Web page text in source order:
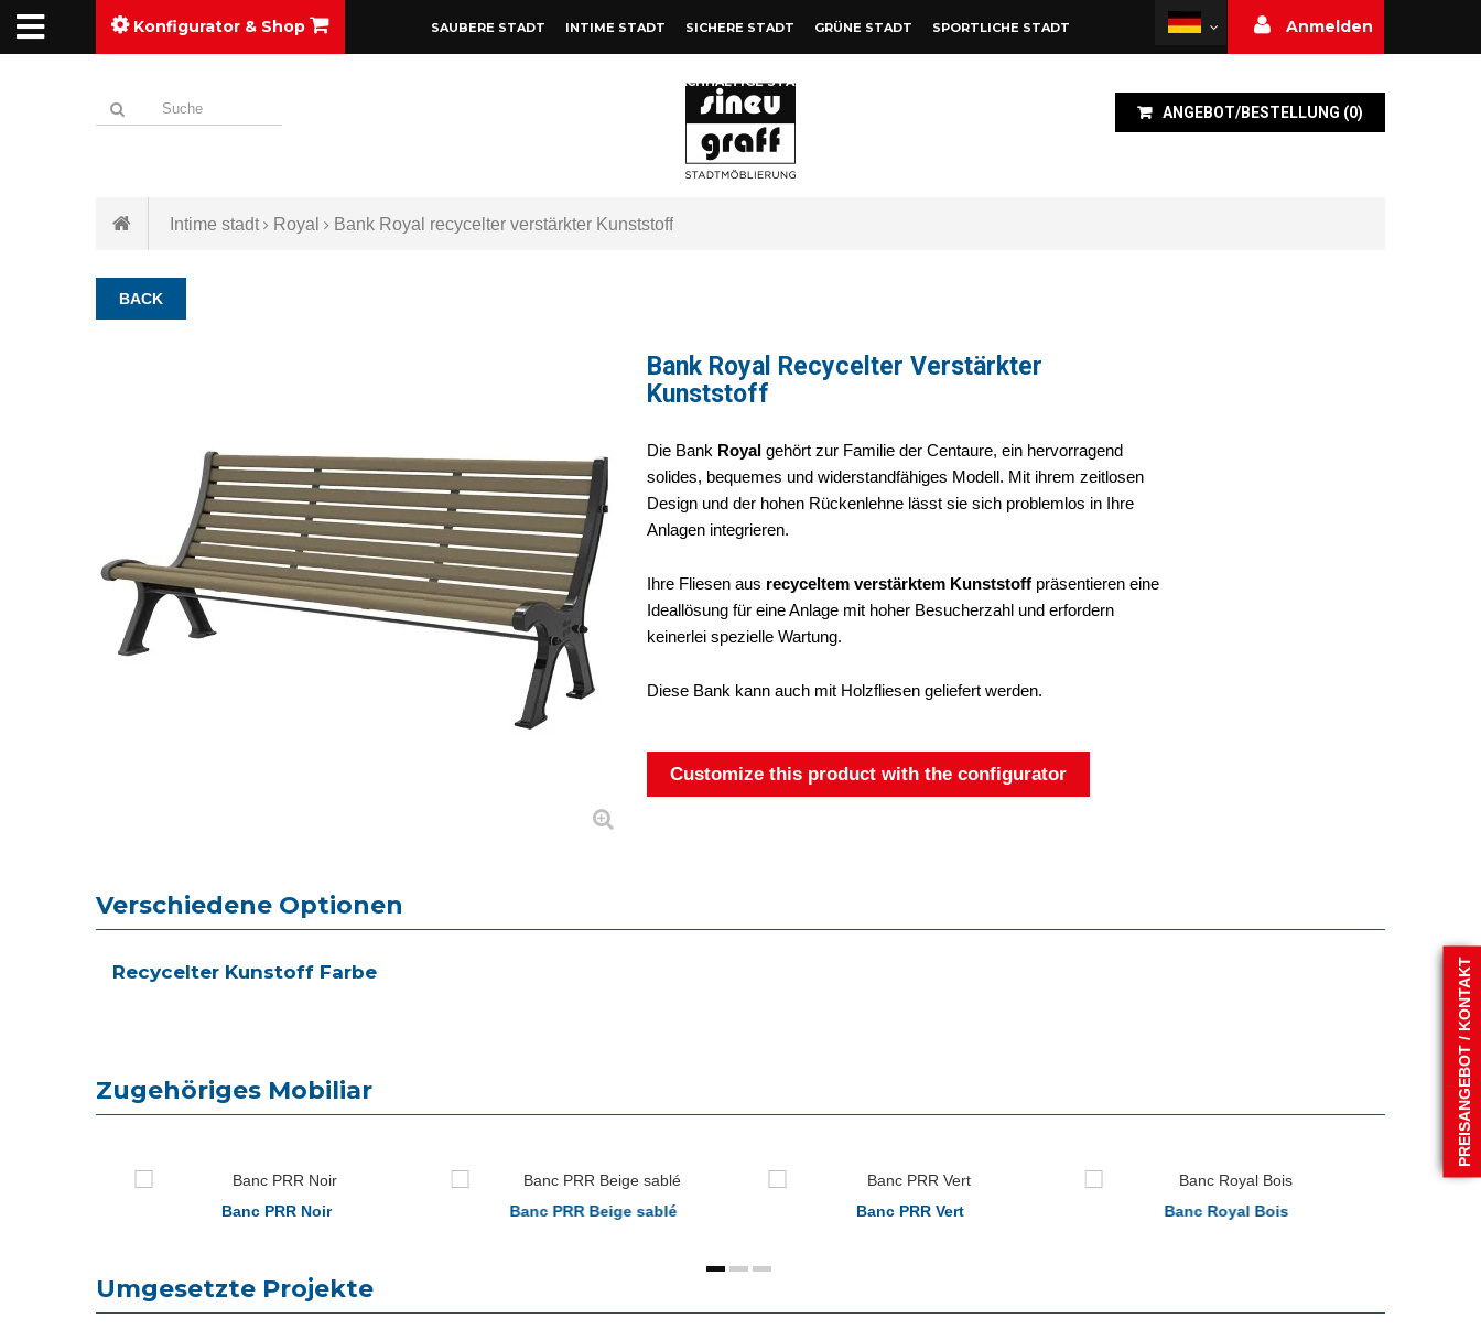
Anmelden
Konfigurator & Shop SAUBERE STADT INTIME STADT SICHERE STADT GRÜNE STADT SPORTLICHE STADT
NACHHALTIGE STADT
ANGEBOT/BESTELLUNG (0)
PREISANGEBOT / KONTAKT
Intime stadt Royal Bank Royal recycelter verstärkter Kunststoff
BACK
Bank Royal Recycelter Verstärkter
Kunststoff
Die Bank Royal gehört zur Familie der Centaure, ein hervorragend
solides, bequemes und widerstandfähiges Modell. Mit ihrem zeitlosen
Design und der hohen Rückenlehne lässt sie sich problemlos in Ihre
Anlagen integrieren.
Ihre Fliesen aus recyceltem verstärktem Kunststoff präsentieren eine
Ideallösung für eine Anlage mit hoher Besucherzahl und erfordern
keinerlei spezielle Wartung.
Diese Bank kann auch mit Holzfliesen geliefert werden.
Customize this product with the configurator
Verschiedene Optionen
Recycelter Kunstoff Farbe
Zugehöriges Mobiliar
Banc PRR Noir Banc PRR Beige sablé Banc PRR Vert Banc Royal Bois
Umgesetzte Projekte